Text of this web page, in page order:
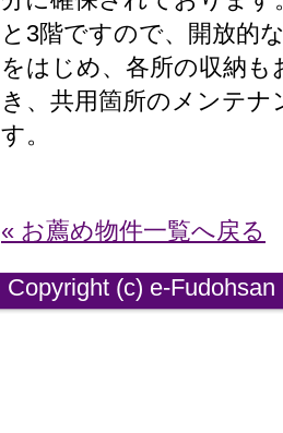
と3階ですので、開放的
をはじめ、各所の収納
き、共用箇所のメンテ
す。
« お薦め物件一覧へ戻る
Copyright (c) e-